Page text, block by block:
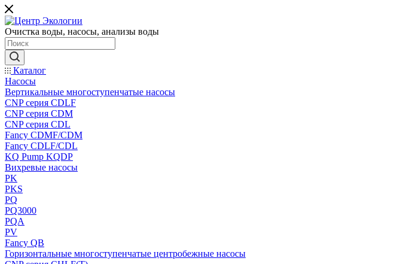
Очистка воды, насосы, анализы воды
Каталог
Насосы
Вертикальные многоступенчатые насосы
CNP серия CDLF
CNP серия CDM
CNP серия CDL
Fancy CDMF/CDM
Fancy CDLF/CDL
KQ Pump KQDP
Вихревые насосы
PK
PKS
PQ
PQ3000
PQA
PV
Fancy QB
Горизонтальные многоступенчатые центробежные насосы